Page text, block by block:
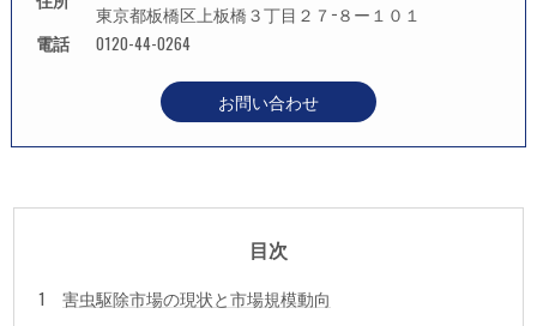
東京都板橋区上板橋３丁目２７−８ー１０１
電話
0120-44-0264
お問い合わせ
目次
害虫駆除市場の現状と市場規模動向